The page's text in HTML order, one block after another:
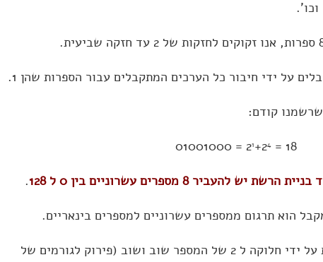
על ידי חיבור כל הערכים המתקבלים עבור הספרות שהן 1.
קודם:
01001000 = 21+24= 18
להעביר 8 מספרים עשרוניים בין 0 ל 128 .
הוא תרגום ממספרים עשרוניים למספרים בינאריים.
בצורה טכנית הפעולה מבוצעת על ידי חלוקה ל 2 של המספר שוב ושוב (פירוק לגורמים של